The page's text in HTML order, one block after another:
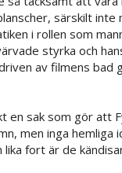
särskilt inte
i rollen som
styrka och
av filmens bad
en sak som gör att
men inga
lika fort är de